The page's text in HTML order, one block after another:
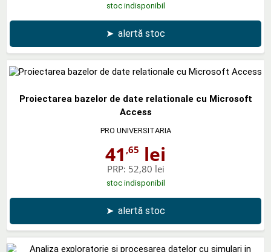
stoc indisponibil
➤ alertă stoc
Proiectarea bazelor de date relationale cu Microsoft
Access
PRO UNIVERSITARIA
41 ,65 lei
PRP: 52,80 lei
stoc indisponibil
➤ alertă stoc